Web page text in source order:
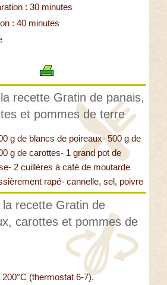
: 30 minutes
: 40 minutes
recette Gratin de panais,
et pommes de terre
g de blancs de poireaux- 500 g de
g de carottes- 1 grand pot de
2 cuillères à café de moutarde
rapé- cannelle, sel, poivre
recette Gratin de
carottes et pommes de
(thermostat 6-7).